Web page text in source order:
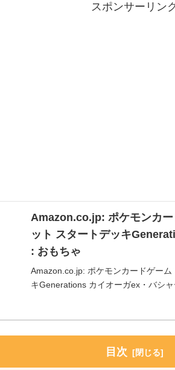
スポンサーリン
Amazon.co.jp: ポケモンカ
ット スタートデッキ
: おもちゃ
Amazon.co.jp: ポケモンカードゲー
キGenerations カイオーガex・バシ
目次